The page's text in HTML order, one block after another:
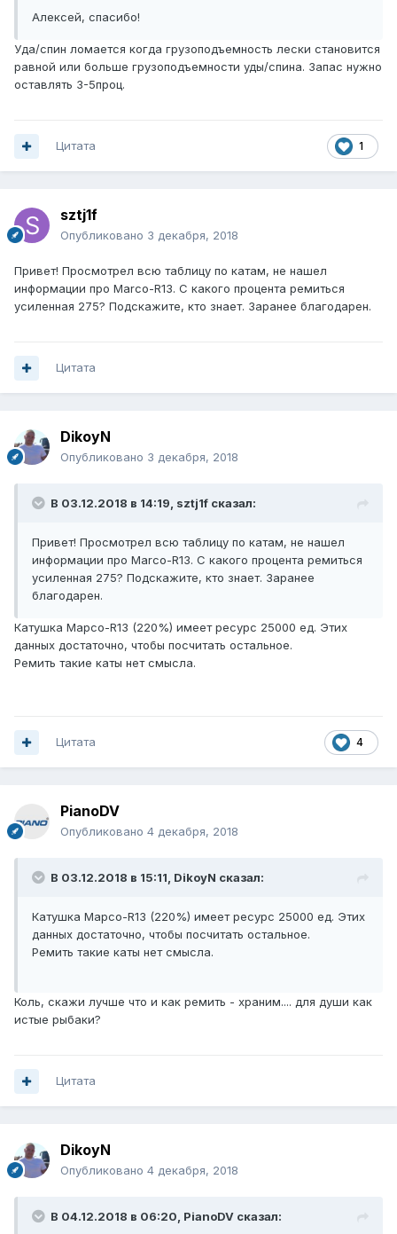
Алексей, спасибо!
Уда/спин ломается когда грузоподъемность лески становится
равной или больше грузоподъемности уды/спина. Запас нужно
оставлять 3-5проц.
1
Цитата
sztj1f
Опубликовано 3 декабря, 2018
Привет! Просмотрел всю таблицу по катам, не нашел
информации про Marco-R13. С какого процента ремиться
усиленная 275? Подскажите, кто знает. Заранее благодарен.
Цитата
DikoyN
Опубликовано 3 декабря, 2018
В 03.12.2018 в 14:19, sztj1f сказал:
Привет! Просмотрел всю таблицу по катам, не нашел
информации про Marco-R13. С какого процента ремиться
усиленная 275? Подскажите, кто знает. Заранее
благодарен.
Катушка Марco-R13 (220%) имеет ресурс 25000 ед. Этих
данных достаточно, чтобы посчитать остальное.
Ремить такие каты нет смысла.
4
Цитата
PianoDV
Опубликовано 4 декабря, 2018
В 03.12.2018 в 15:11, DikoyN сказал:
Катушка Марco-R13 (220%) имеет ресурс 25000 ед. Этих
данных достаточно, чтобы посчитать остальное.
Ремить такие каты нет смысла.
Коль, скажи лучше что и как ремить - храним.... для души как
истые рыбаки?
Цитата
DikoyN
Опубликовано 4 декабря, 2018
В 04.12.2018 в 06:20, PianoDV сказал: